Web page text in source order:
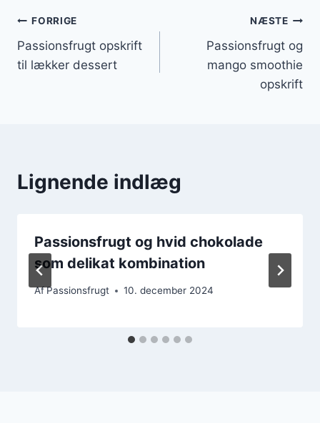
Indlægsnavigation
FORRIGE
Passionsfrugt opskrift
til lækker dessert
NÆSTE
Passionsfrugt og
mango smoothie
opskrift
Lignende indlæg
Passionsfrugt og hvid chokolade
som delikat kombination
AfPassionsfrugt 10. december 2024